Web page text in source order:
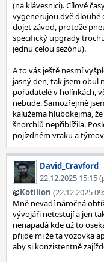
(na klávesnici). Cílové
vygenerujou dvě dlouhé
dojet závod, protože
specifický upgrady
jednu celou sezónu).
A to vás ještě nesmí
jasný den, tak jsem obul
pořadatelé v holínkách,
nebude. Samozřejmě
kalužema hlubokejma,
šnorchlů nepřiblížila.
pojízdném vraku a
David_Cravford
22.12.2025 15:15
@Kotilion (22.12.2025
Mně nevadí náročná
vývojáři netestují a jen
nenapadá kde už to
přijde mi že ta vozovka
aby si konzistentně